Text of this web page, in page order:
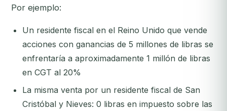
Por ejemplo:
Un residente fiscal en el Reino Unido que vende
acciones con ganancias de 5 millones de libras se
enfrentaría a aproximadamente 1 millón de libras
en CGT al 20%
La misma venta por un residente fiscal de San
Cristóbal y Nieves: 0 libras en impuesto sobre las